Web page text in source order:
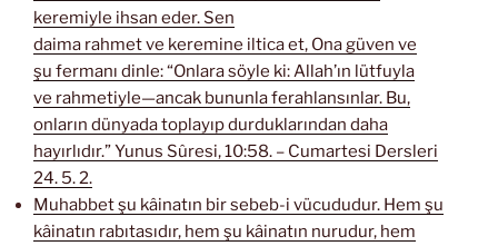
keremiyle ihsan eder. Sen
daima rahmet ve keremine iltica et, Ona güven ve
şu fermanı dinle: “Onlara söyle ki: Allah’ın lütfuyla
ve rahmetiyle—ancak bununla ferahlansınlar. Bu,
onların dünyada toplayıp durduklarından daha
hayırlıdır.” Yunus Sûresi, 10:58. – Cumartesi Dersleri
24. 5. 2.
Muhabbet şu kâinatın bir sebeb-i vücududur. Hem şu
kâinatın rabıtasıdır, hem şu kâinatın nurudur, hem